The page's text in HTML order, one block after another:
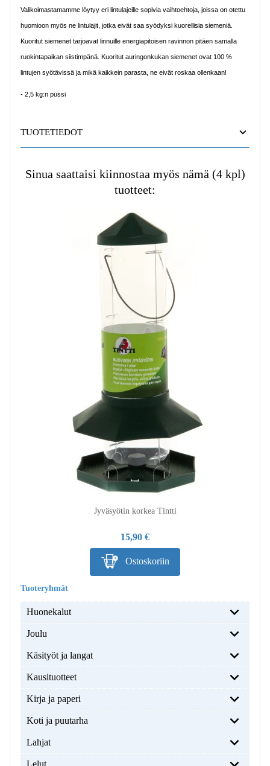
Huonekalut
Joulu
Käsityöt ja langat
Kausituotteet
Kirja ja paperi
Koti ja puutarha
Lahjat
Valikoimastamamme löytyy eri lintulajeille sopivia vaihtoehtoja, joissa on otettu
huomioon myös ne lintulajit, jotka eivät saa syödyksi kuorellisia siemeniä.
Kuoritut siemenet tarjoavat linnuille energiapitoisen ravinnon pitäen samalla
ruokintapaikan siistimpänä. Kuoritut auringonkukan siemenet ovat 100 %
lintujen syötävissä ja mikä kaikkein parasta, ne eivät roskaa ollenkaan!
- 2,5 kg:n pussi
TUOTETIEDOT
Sinua saattaisi kiinnostaa myös nämä (4 kpl)
tuotteet:
Jyväsyötin korkea Tintti
15,90 €
Ostoskoriin